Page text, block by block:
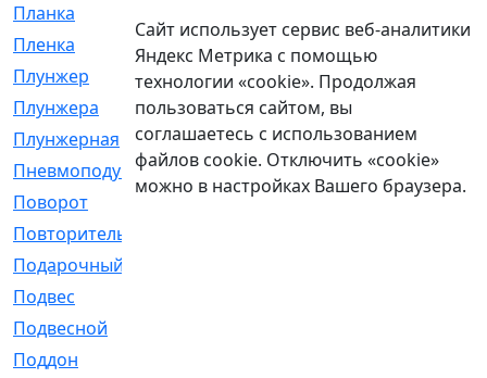
Планка
Пленка
[1]
Плунжер
[1]
Плунжера
[64]
Плунжерная
[91]
Пневмоподушка
[2]
Поворот
Повторитель
Подарочный
Подвес
Подвесной
Поддон
Сайт использует сервис веб-аналитики
Яндекс Метрика с помощью
технологии «cookie». Продолжая
пользоваться сайтом, вы
соглашаетесь с использованием
файлов cookie. Отключить «cookie»
можно в настройках Вашего браузера.